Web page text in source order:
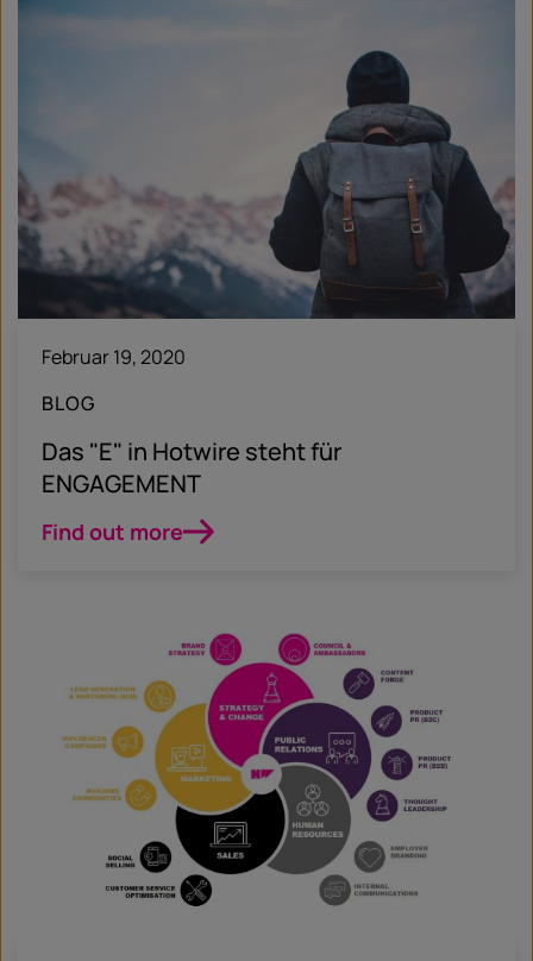
Februar 19, 2020
BLOG
Das "E" in Hotwire steht für
ENGAGEMENT
Find out more